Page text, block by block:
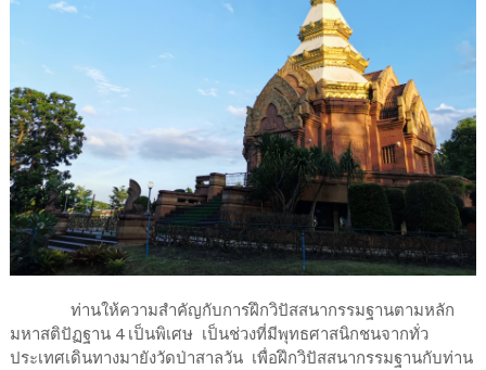
ท่านให้ความสำคัญกับการฝึกวิปัสสนากรรมฐานตามหลัก
มหาสติปัฏฐาน 4 เป็นพิเศษ เป็นช่วงที่มีพุทธศาสนิกชนจากทั่ว
ประเทศเดินทางมายังวัดป่าสาลวัน เพื่อฝึกวิปัสสนากรรมฐานกับท่าน